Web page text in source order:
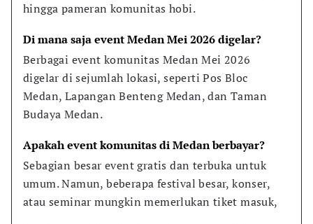
hingga pameran komunitas hobi.
Di mana saja event Medan Mei 2026 digelar?
Berbagai event komunitas Medan Mei 2026
digelar di sejumlah lokasi, seperti Pos Bloc
Medan, Lapangan Benteng Medan, dan Taman
Budaya Medan.
Apakah event komunitas di Medan berbayar?
Sebagian besar event gratis dan terbuka untuk
umum. Namun, beberapa festival besar, konser,
atau seminar mungkin memerlukan tiket masuk,